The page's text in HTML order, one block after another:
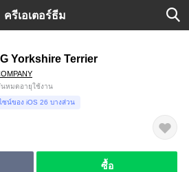
ครีเอเตอร์ธีม
Yorkshire Terrier
หมดอายุใช้งาน
ซน์ของ iOS 26 บางส่วน
ซื้อ